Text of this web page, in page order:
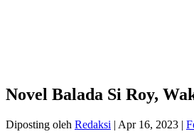
Novel Balada Si Roy,
Diposting oleh Redaksi | Apr 16, 2023 |